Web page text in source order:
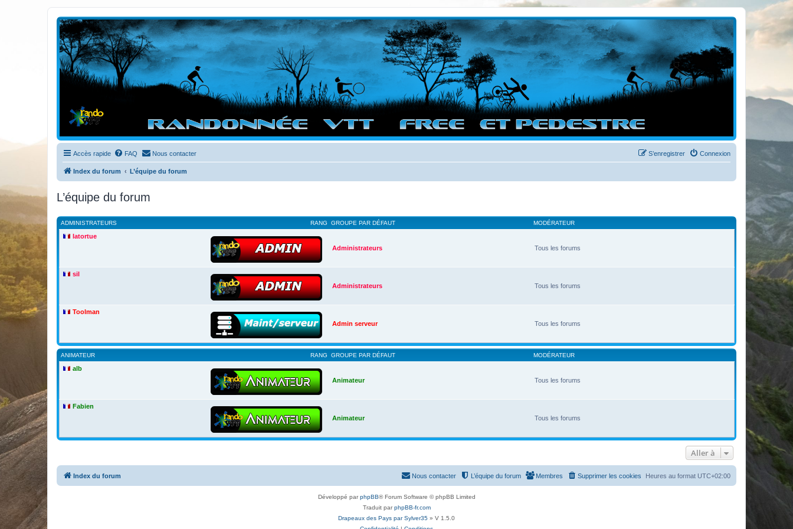
Randovttfree.fr
Bienvenue sur le site des randos vtt et pédestre de Bretagne . Bonne navigation sur le site et bonnes randos dans l'Ouest !
Accès rapide FAQ Nous contacter Connexion
S’enregistrer
Index du forum L’équipe du forum
L’équipe du forum
RANG
ADMINISTRATEURS GROUPE PAR DÉFAUT MODÉRATEUR
latortue
Administrateurs
Tous les forums
sil
Administrateurs
Tous les forums
Toolman
Admin serveur
Tous les forums
RANG
ANIMATEUR GROUPE PAR DÉFAUT MODÉRATEUR
alb
Animateur
Tous les forums
Fabien
Animateur
Tous les forums
Aller à
Index du forum Heures au format UTC+02:00
Supprimer les cookies
Membres
L’équipe du forum
Nous contacter
Développé parphpBB® Forum Software © phpBB Limited
Traduit parphpBB-fr.com
Drapeaux des Pays par Sylver35 » V 1.5.0